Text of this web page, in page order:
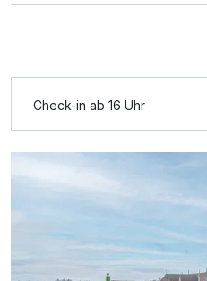
Für 3 Tage
Check-in ab 16 Uhr